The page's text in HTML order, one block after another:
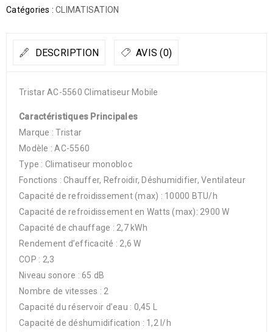
Catégories : CLIMATISATION
DESCRIPTION AVIS (0)
Tristar AC-5560 Climatiseur Mobile
Caractéristiques Principales
Marque : Tristar
Modèle : AC-5560
Type : Climatiseur monobloc
Fonctions : Chauffer, Refroidir, Déshumidifier, Ventilateur
Capacité de refroidissement (max) : 10000 BTU/h
Capacité de refroidissement en Watts (max): 2900 W
Capacité de chauffage : 2,7 kWh
Rendement d’efficacité : 2,6 W
COP : 2,3
Niveau sonore : 65 dB
Nombre de vitesses : 2
Capacité du réservoir d’eau : 0,45 L
Capacité de déshumidification : 1,2 l/h